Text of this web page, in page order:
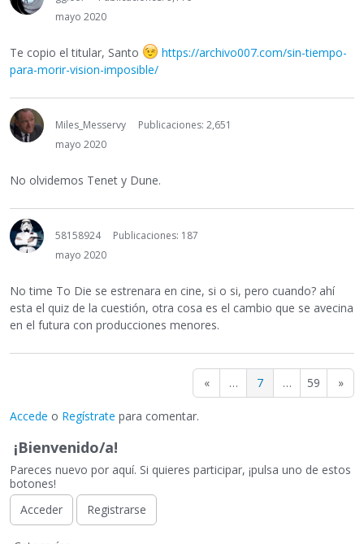
mayo 2020
Te copio el titular, Santo
https://archivo007.com/sin-tiempo-
para-morir-vision-imposible/
Miles_Messervy
Publicaciones: 2,651
mayo 2020
No olvidemos Tenet y Dune.
58158924
Publicaciones: 187
mayo 2020
No time To Die se estrenara en cine, si o si, pero cuando? ahí
esta el quiz de la cuestión, otra cosa es el cambio que se avecina
en el futura con producciones menores.
« … 7 … 59 »
Accede o Regístrate para comentar.
¡Bienvenido/a!
Pareces nuevo por aquí. Si quieres participar, ¡pulsa uno de estos
botones!
Acceder
Registrarse